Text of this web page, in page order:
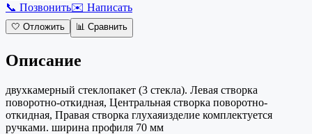
📞 Позвонить✉️ Написать
🤍 Отложить 📊 Сравнить
Описание
двухкамерный стеклопакет (3 стекла). Левая створка
поворотно-откидная, Центральная створка поворотно-
откидная, Правая створка глухаяизделие комплектуется
ручками. ширина профиля 70 мм